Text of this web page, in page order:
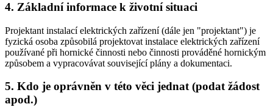
4. Základní informace k životní situaci
Projektant instalací elektrických zařízení (dále jen "projektant") je
fyzická osoba způsobilá projektovat instalace elektrických zařízení
používané při hornické činnosti nebo činnosti prováděné hornickým
způsobem a vypracovávat související plány a dokumentaci.
5. Kdo je oprávněn v této věci jednat (podat žádost
apod.)